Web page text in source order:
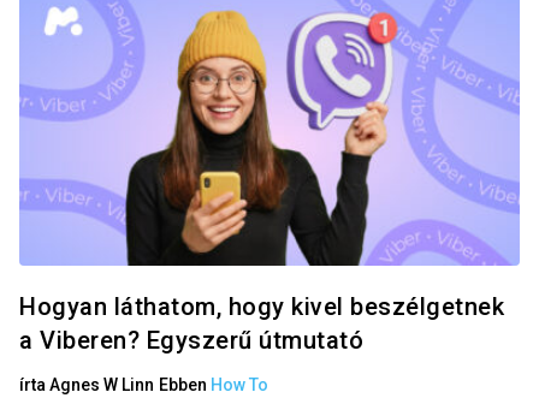
Hogyan láthatom, hogy kivel beszélgetnek
a Viberen? Egyszerű útmutató
írta Agnes W Linn Ebben How To